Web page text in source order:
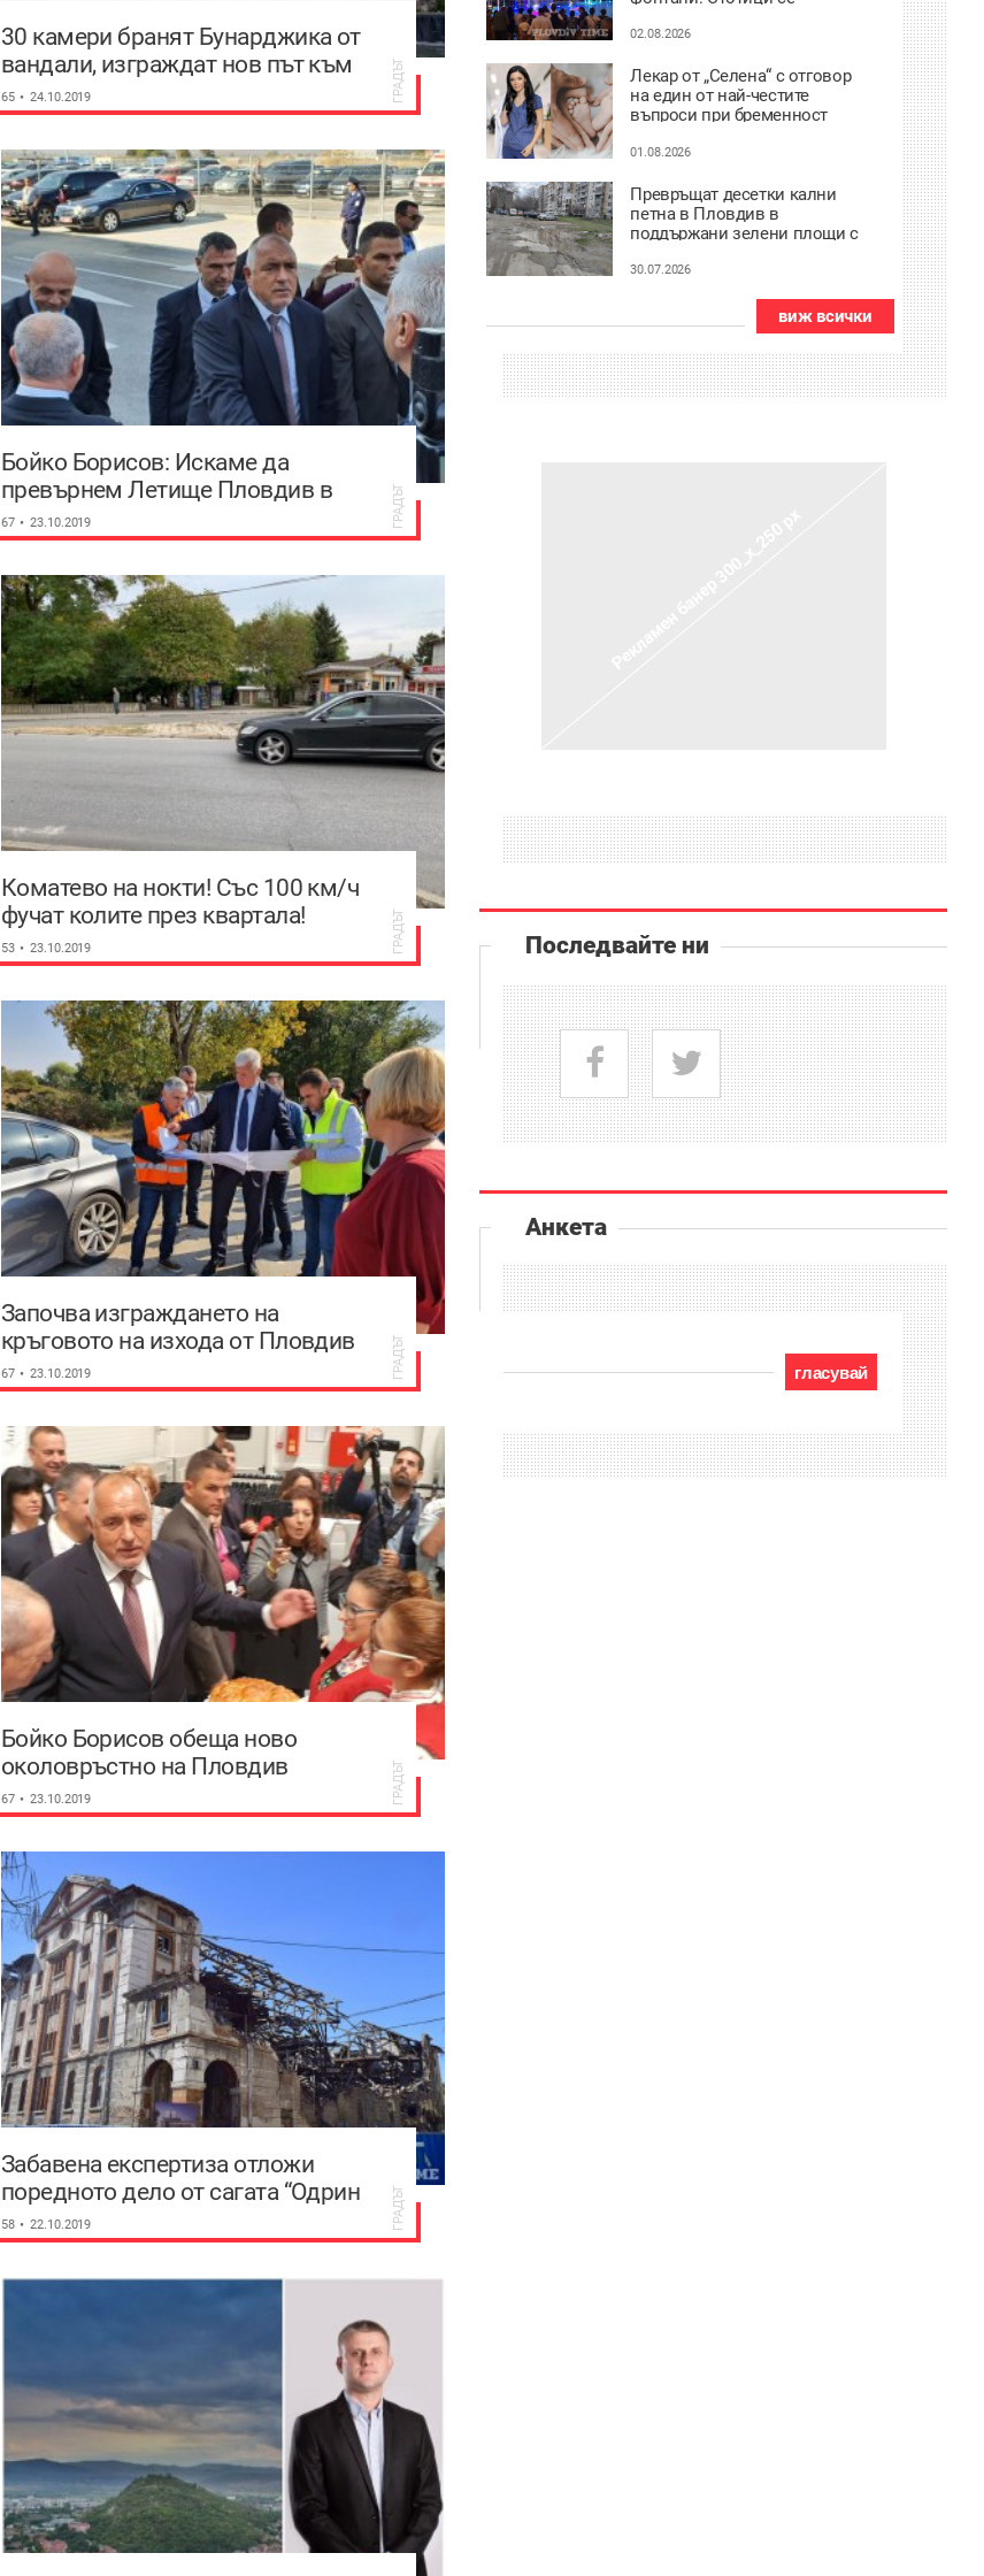
30 камери бранят Бунарджика от
вандали, изграждат нов път към
паметника на Альоша
65 24.10.2019 ГРАДЪТ
Бойко Борисов: Искаме да
превърнем Летище Пловдив в
балкански хранителен хъб
67 23.10.2019 ГРАДЪТ
Коматево на нокти! Със 100 км/ч
фучат колите през квартала!
Хората искат легнали полицаи
53 23.10.2019 ГРАДЪТ
Започва изграждането на
кръговото на изхода от Пловдив
към Асеновград
67 23.10.2019 ГРАДЪТ
Бойко Борисов обеща ново
околовръстно на Пловдив
67 23.10.2019 ГРАДЪТ
Забавена експертиза отложи
поредното дело от сагата “Одрин
8“
58 22.10.2019 ГРАДЪТ
града под тепетата
02.08.2026
Лекар от „Селена“ с отговор
на един от най-честите
въпроси при бременност
01.08.2026
Превръщат десетки кални
петна в Пловдив в
поддържани зелени площи с
30.07.2026
виж всички
Последвайте ни
Анкета
гласувай